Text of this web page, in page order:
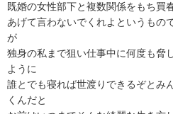
既婚の女性部下と複数関係をもち買
あげて言わないでくれよというもの
が
独身の私まで狙い仕事中に何度も脅
ように
誰とでも寝れば世渡りできるぞとみ
くんだと